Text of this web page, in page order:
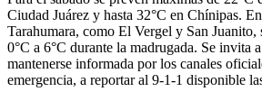
Ciudad Juárez y hasta 32°C en Chínipas.
Tarahumara, como El Vergel y San Juanito,
0°C a 6°C durante la madrugada. Se invita
mantenerse informada por los canales
emergencia, a reportar al 9-1-1 disponible